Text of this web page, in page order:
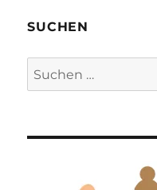
SUCHEN
Suchen
nach: